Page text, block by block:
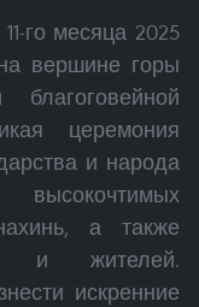
го месяца 2025
вершине горы
церемония
и народа
а также
и жителей.
искренние